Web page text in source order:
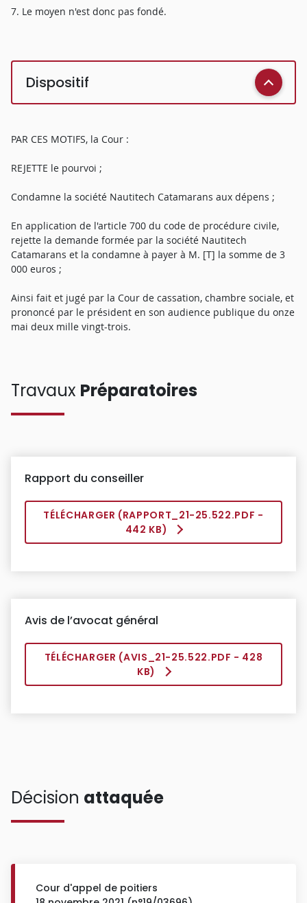
7. Le moyen n'est donc pas fondé.
Dispositif
PAR CES MOTIFS, la Cour :
REJETTE le pourvoi ;
Condamne la société Nautitech Catamarans aux dépens ;
En application de l'article 700 du code de procédure civile,
rejette la demande formée par la société Nautitech
Catamarans et la condamne à payer à M. [T] la somme de 3
000 euros ;
Ainsi fait et jugé par la Cour de cassation, chambre sociale, et
prononcé par le président en son audience publique du onze
mai deux mille vingt-trois.
Travaux Préparatoires
Rapport du conseiller
TÉLÉCHARGER (RAPPORT_21-25.522.PDF -
442 KB)
Avis de l’avocat général
TÉLÉCHARGER (AVIS_21-25.522.PDF - 428
KB)
Décision attaquée
Cour d'appel de poitiers